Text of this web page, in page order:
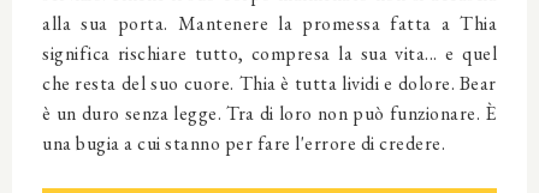
alla sua porta. Mantenere la promessa fatta a Thia
significa rischiare tutto, compresa la sua vita... e quel
che resta del suo cuore. Thia è tutta lividi e dolore. Bear
è un duro senza legge. Tra di loro non può funzionare. È
una bugia a cui stanno per fare l'errore di credere.